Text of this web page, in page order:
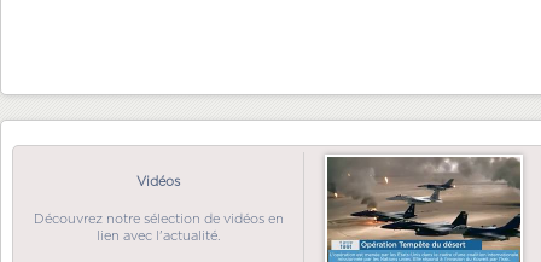
Vidéos
Découvrez notre sélection de vidéos en
lien avec l'actualité.